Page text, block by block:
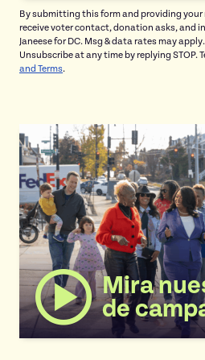
By submitting this form and providing
receive voter contact, donation asks, and
Janeese for DC. Msg & data rates may
Unsubscribe at any time by replying STOP.
and Terms.
Mira
de